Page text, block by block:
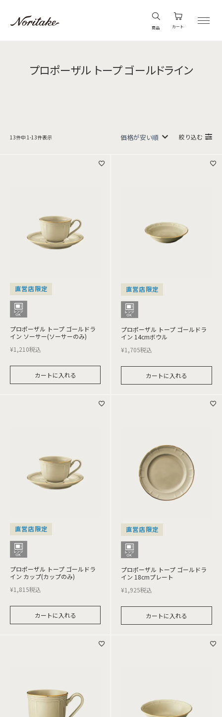
商品 カート
プロポーザル トープ ゴールドライン
13件中 1 -13件表示 絞り込む
直営店限定
プロポーザル トープ ゴールドラ
イン ソーサー(ソーサーのみ)
¥1,210税込
カートに入れる
直営店限定
プロポーザル トープ ゴールドラ
イン 14cmボウル
¥1,705税込
カートに入れる
直営店限定
プロポーザル トープ ゴールドラ
イン カップ(カップのみ)
¥1,815税込
カートに入れる
直営店限定
プロポーザル トープ ゴールドラ
イン 18cmプレート
¥1,925税込
カートに入れる